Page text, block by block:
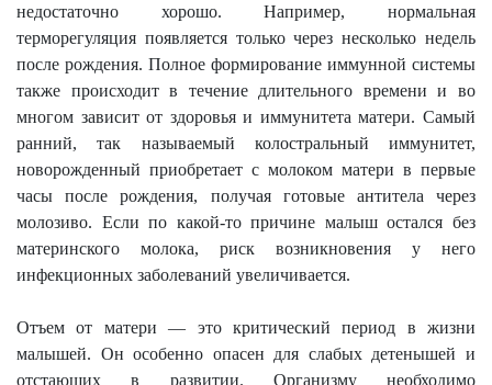
недостаточно хорошо. Например, нормальная
терморегуляция появляется только через несколько недель
после рождения. Полное формирование иммунной системы
также происходит в течение длительного времени и во
многом зависит от здоровья и иммунитета матери. Самый
ранний, так называемый колостральный иммунитет,
новорожденный приобретает с молоком матери в первые
часы после рождения, получая готовые антитела через
молозиво. Если по какой-то причине малыш остался без
материнского молока, риск возникновения у него
инфекционных заболеваний увеличивается.
Отъем от матери — это критический период в жизни
малышей. Он особенно опасен для слабых детенышей и
отстающих в развитии. Организму необходимо